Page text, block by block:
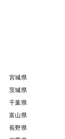
宮城県
茨城県
千葉県
富山県
長野県